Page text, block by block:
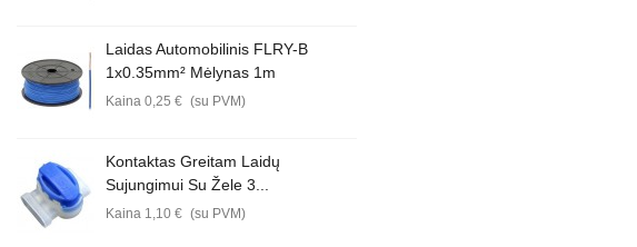
Laidas Automobilinis FLRY-B
1x0.35mm² Mėlynas 1m
Kaina 0,25 € (su PVM)
Kontaktas Greitam Laidų
Sujungimui Su Žele 3...
Kaina 1,10 € (su PVM)